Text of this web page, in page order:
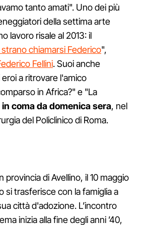
tanto amati". Uno dei più
della settima arte
lavoro risale al 2013: il
chiamarsi Federico",
Fellini. Suoi anche
a ritrovare l'amico
in Africa?" e "La
in coma da domenica sera, nel
del Policlinico di Roma.
provincia di Avellino, il 10 maggio
si trasferisce con la famiglia a
città d'adozione. L’incontro
inizia alla fine degli anni ’40,